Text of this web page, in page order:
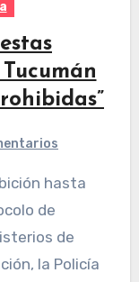
de
de
la Policía